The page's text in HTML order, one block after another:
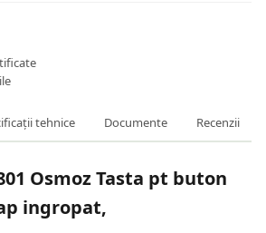
tehnice Documente Recenzii
Osmoz Tasta pt buton
ingropat,